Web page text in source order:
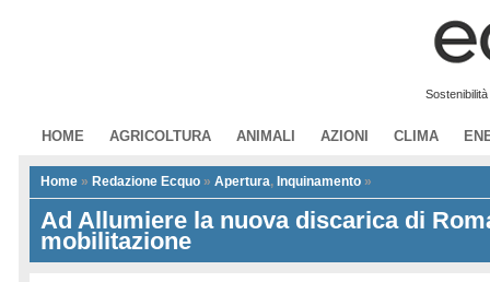
HOME AGRICOLTURA ANIMALI AZIONI CLIMA
Home » Redazione Ecquo » Apertura, Inquinamento »
Ad Allumiere la nuova discarica di
mobilitazione